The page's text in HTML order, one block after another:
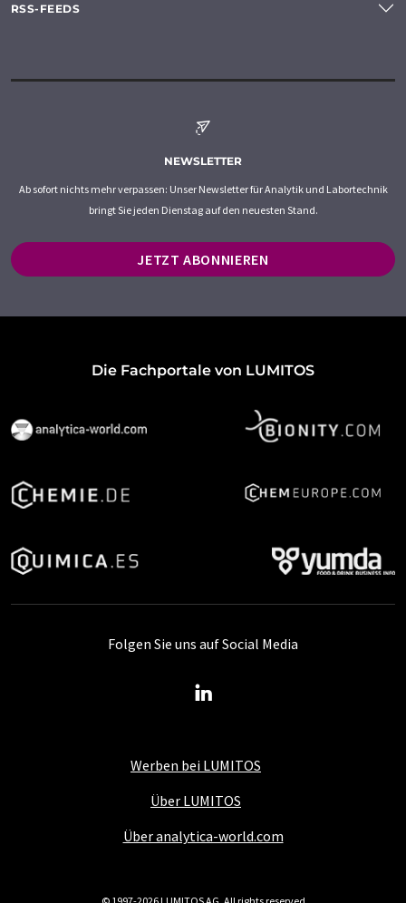
RSS-FEEDS
NEWSLETTER
Ab sofort nichts mehr verpassen: Unser Newsletter für Analytik und Labortechnik
bringt Sie jeden Dienstag auf den neuesten Stand.
JETZT ABONNIEREN
Die Fachportale von LUMITOS
Werben bei LUMITOS
Über LUMITOS
Über analytica-world.com
Folgen Sie uns auf Social Media